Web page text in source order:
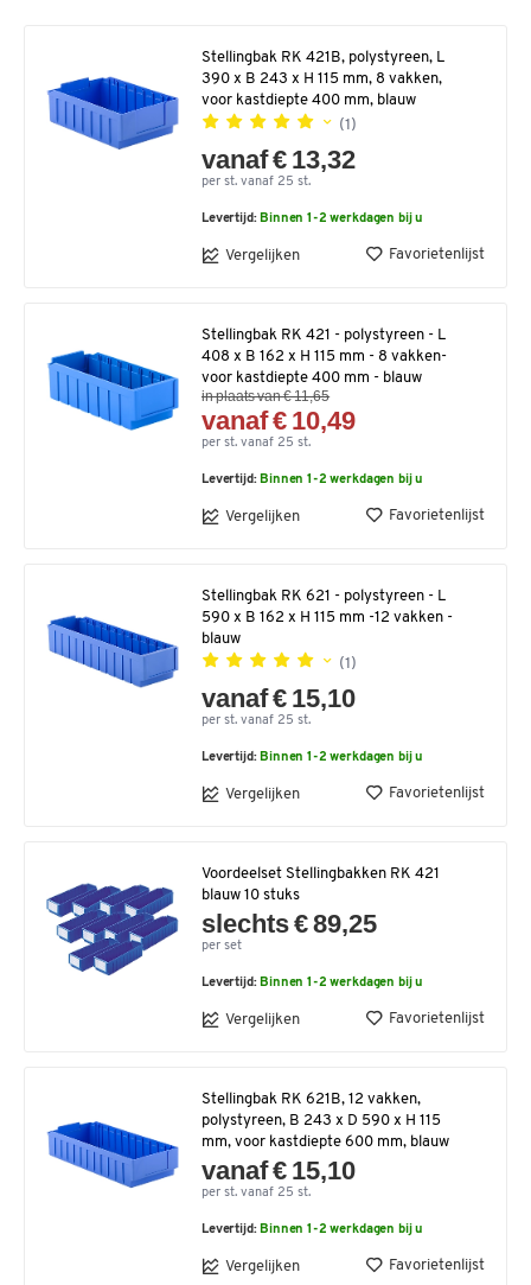
Stellingbak RK 421B, polystyreen, L
390 x B 243 x H 115 mm, 8 vakken,
voor kastdiepte 400 mm, blauw
(1)
vanaf € 13,32
per st. vanaf 25 st.
Levertijd: Binnen 1-2 werkdagen bij u
Vergelijken Favorietenlijst
Stellingbak RK 421 - polystyreen - L
408 x B 162 x H 115 mm - 8 vakken-
voor kastdiepte 400 mm - blauw
in plaats van € 11,65
vanaf € 10,49
per st. vanaf 25 st.
Levertijd: Binnen 1-2 werkdagen bij u
Vergelijken Favorietenlijst
Stellingbak RK 621 - polystyreen - L
590 x B 162 x H 115 mm -12 vakken -
blauw
(1)
vanaf € 15,10
per st. vanaf 25 st.
Levertijd: Binnen 1-2 werkdagen bij u
Vergelijken Favorietenlijst
Voordeelset Stellingbakken RK 421
blauw 10 stuks
slechts € 89,25
per set
Levertijd: Binnen 1-2 werkdagen bij u
Vergelijken Favorietenlijst
Stellingbak RK 621B, 12 vakken,
polystyreen, B 243 x D 590 x H 115
mm, voor kastdiepte 600 mm, blauw
vanaf € 15,10
per st. vanaf 25 st.
Levertijd: Binnen 1-2 werkdagen bij u
Vergelijken Favorietenlijst